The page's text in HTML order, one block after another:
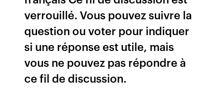
verrouillé. Vous pouvez suivre la
question ou voter pour indiquer
si une réponse est utile, mais
vous ne pouvez pas répondre à
ce fil de discussion.